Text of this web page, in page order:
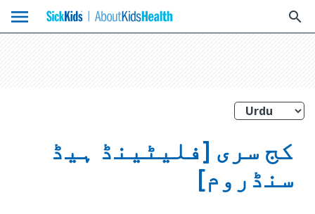
menu search
کج سری [فلیٹینڈ ہیڈ
سنڈروم]